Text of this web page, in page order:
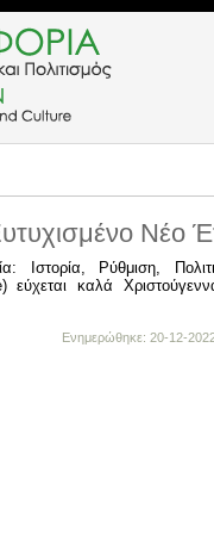
Νέο
Iστορία, Ρύθμιση,
καλά
Ενημερώθηκε: 20-12-